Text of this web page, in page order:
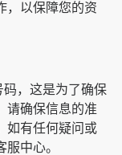
，以保障您的资
，这是为了确保
请确保信息的准
如有任何疑问或
中心。